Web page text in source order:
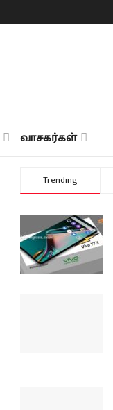
வாசகர்கள்
Trending